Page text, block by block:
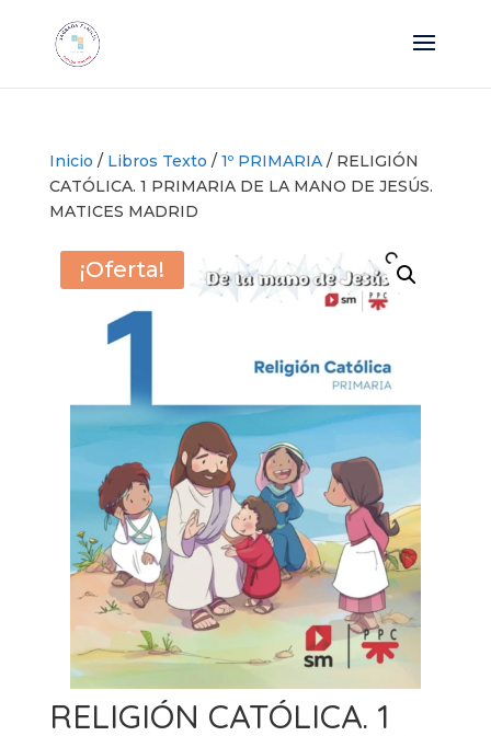
Inicio / Libros Texto / 1º PRIMARIA/ RELIGIÓN
CATÓLICA. 1 PRIMARIA DE LA MANO DE JESÚS.
MATICES MADRID
¡Oferta!
RELIGIÓN CATÓLICA. 1